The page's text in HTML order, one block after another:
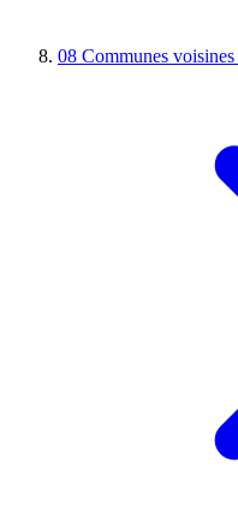
08 Communes voisines